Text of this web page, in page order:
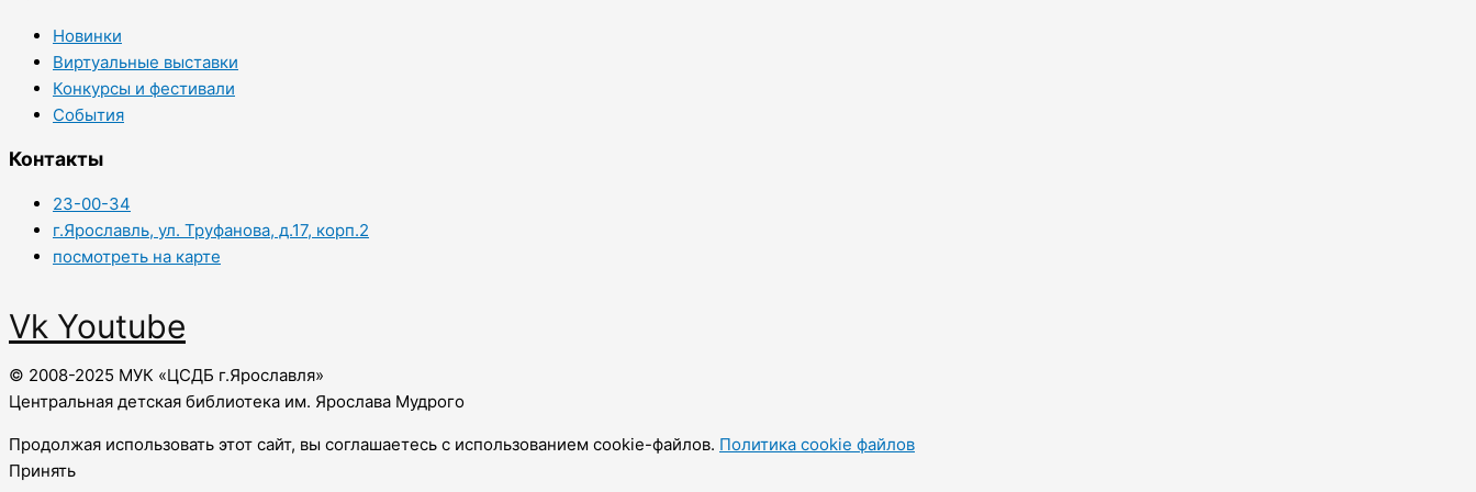
Новинки
Виртуальные выставки
Конкурсы и фестивали
События
Контакты
23-00-34
г.Ярославль, ул. Труфанова, д.17, корп.2
посмотреть на карте
Vk Youtube
© 2008-2025 МУК «ЦСДБ г.Ярославля»
Центральная детская библиотека им. Ярослава Мудрого
Продолжая использовать этот сайт, вы соглашаетесь с использованием cookie-файлов. Политика cookie файлов
Принять